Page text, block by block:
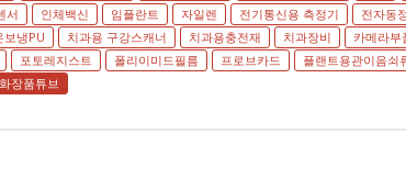
서 인체백신 임플란트 자일렌 전기통신용 측정기 전자동
보냉PU 치과용 구강스캐너 치과용충전재 치과장비 카메라부
포토레지스트 폴리이미드필름 프로브카드 플랜트용관이음쇠
화장품튜브